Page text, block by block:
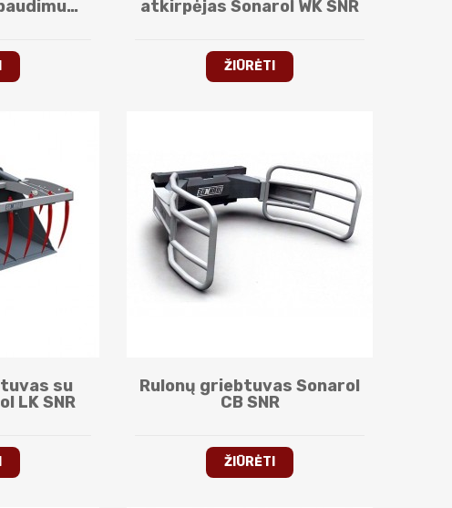
atkirpėjas Sonarol WK SNR
ŽIŪRĖTI
su
LK SNR
Rulonų griebtuvas Sonarol
CB SNR
ŽIŪRĖTI